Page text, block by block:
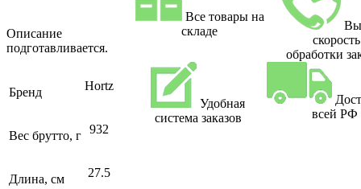
Описание
подготавливается.
Бренд Hortz
Вес брутто, г 932
Длина, см 27.5
Все товары на
складе
скорость
обработки
Удобная
система заказов
всей РФ